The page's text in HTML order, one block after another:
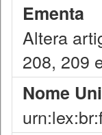
Ementa
Altera
208, 209
Nome